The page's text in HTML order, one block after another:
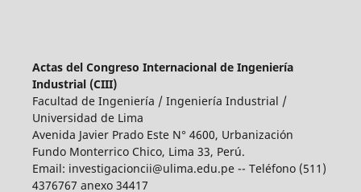
Actas del Congreso Internacional de Ingeniería
Industrial (CIII)
Facultad de Ingeniería / Ingeniería Industrial /
Universidad de Lima
Avenida Javier Prado Este N° 4600, Urbanización
Fundo Monterrico Chico, Lima 33, Perú.
Email: investigacioncii@ulima.edu.pe-- Teléfono (511)
4376767 anexo 34417